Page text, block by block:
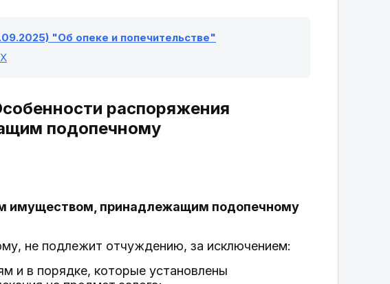
"Об опеке и попечительстве"
распоряжения
подопечному
имуществом, принадлежащим подопечному
не подлежит отчуждению, за исключением:
и в порядке, которые установлены